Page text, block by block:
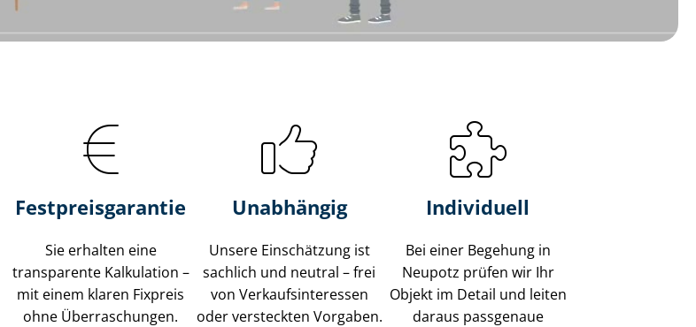
Fest­preis­ga­ran­tie
Sie erhalten eine
transparente Kalkulation –
mit einem klaren Fixpreis
ohne Überraschungen.
Unabhängig
Unsere Einschätzung ist
sachlich und neutral – frei
von Ver­kaufs­in­ter­es­sen
oder versteckten Vorgaben.
Individuell
Bei einer Begehung in
Neupotz prüfen wir Ihr
Objekt im Detail und leiten
daraus passgenaue